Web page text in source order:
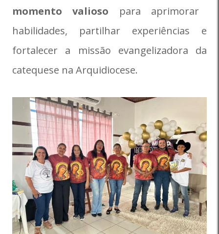
momento valioso para aprimorar
habilidades, partilhar experiências e
fortalecer a missão evangelizadora da
catequese na Arquidiocese.